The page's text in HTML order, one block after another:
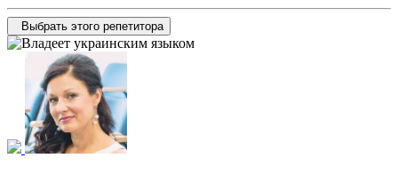
Выбрать этого репетитора